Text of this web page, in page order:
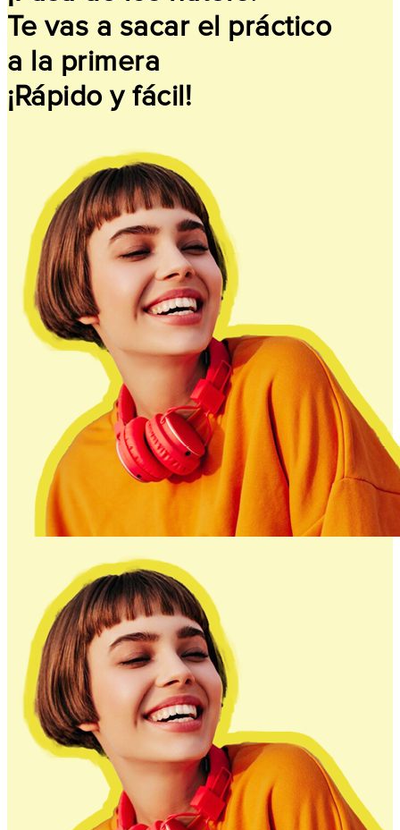
Te vas a sacar el práctico
a la primera
¡Rápido y fácil!